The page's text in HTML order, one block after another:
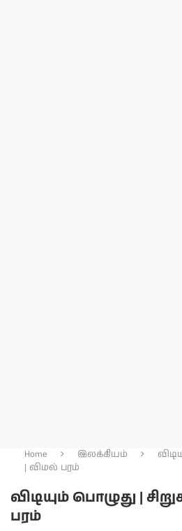
Home இலக்கியம்
| விமல் பரம்
விடியும் பொழுது |
பரம்